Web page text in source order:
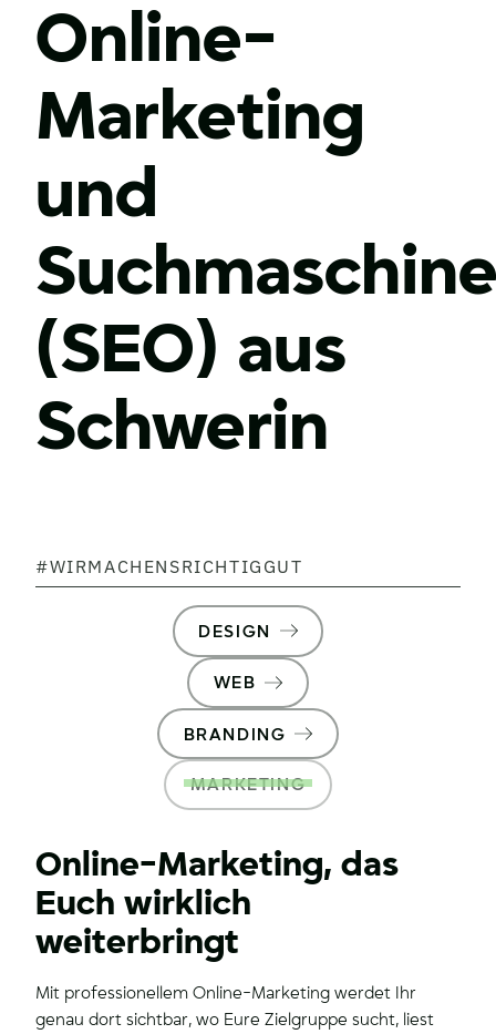
Online-
Marketing
und
(SEO) aus
Schwerin
#WIRMACHENSRICHTIGGUT
DESIGN
WEB
BRANDING
MARKETING
Online-Marketing, das
Euch wirklich
weiterbringt
Mit professionellem Online-Marketing werdet Ihr
genau dort sichtbar, wo Eure Zielgruppe sucht, liest